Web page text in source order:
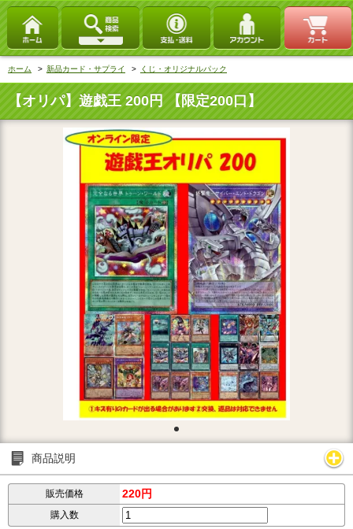
ホーム > 新品カード・サプライ > くじ・オリジナルパック
【オリパ】遊戯王 200円 【限定200口】
商品説明
販売価格 220円
購入数